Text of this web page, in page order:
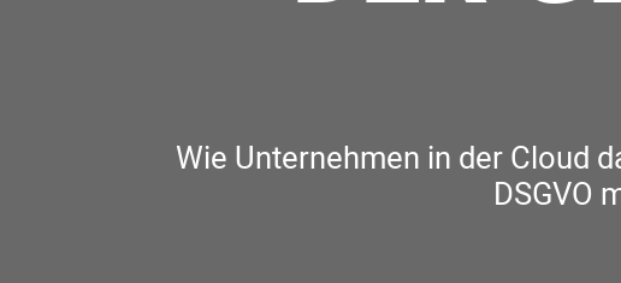
Wie Unternehmen in der Cloud
DSGVO